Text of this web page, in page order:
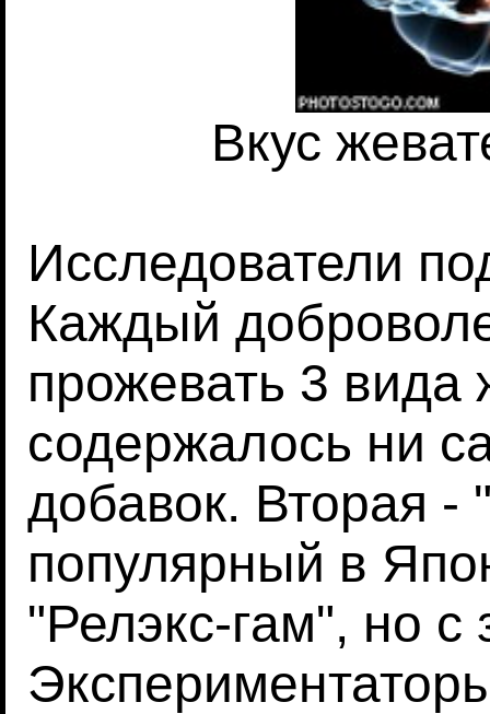
Вкус
Исследователи
Каждый
прожевать 3 вида
содержалось ни
добавок. Вторая -
популярный в
"Релэкс-гам", но с